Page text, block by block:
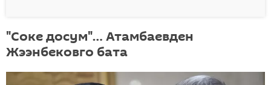
"Соке досум"… Атамбаевден
Жээнбековго бата